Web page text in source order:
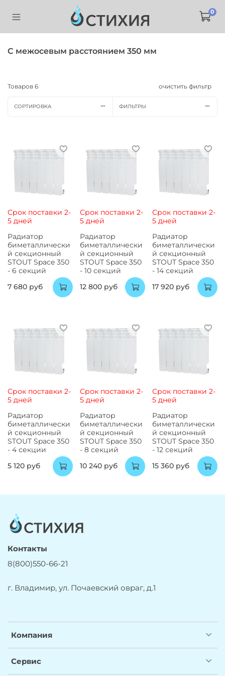
0
С межосевым расстоянием 350 мм
Товаров 6 очистить фильтр
СОРТИРОВКА ФИЛЬТРЫ
Срок поставки 2-
5 дней
Радиатор
биметаллически
й секционный
STOUT Space 350
- 6 секций
7 680 руб
Срок поставки 2-
5 дней
Радиатор
биметаллически
й секционный
STOUT Space 350
- 10 секций
12 800 руб
Срок поставки 2-
5 дней
Радиатор
биметаллически
й секционный
STOUT Space 350
- 14 секций
17 920 руб
Срок поставки 2-
5 дней
Радиатор
биметаллически
й секционный
STOUT Space 350
- 4 секции
5 120 руб
Срок поставки 2-
5 дней
Радиатор
биметаллически
й секционный
STOUT Space 350
- 8 секций
10 240 руб
Срок поставки 2-
5 дней
Радиатор
биметаллически
й секционный
STOUT Space 350
- 12 секций
15 360 руб
Компания
Сервис
Контакты
8(800)550-66-21
г. Владимир, ул. Почаевский овраг, д.1